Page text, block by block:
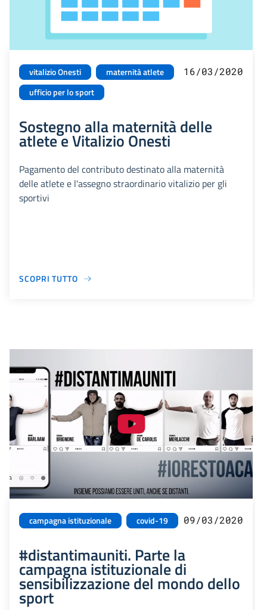
vitalizio Onesti
maternità atlete
ufficio per lo sport
16/03/2020
Sostegno alla maternità delle
atlete e Vitalizio Onesti
Pagamento del contributo destinato alla maternità
delle atlete e l'assegno straordinario vitalizio per gli
sportivi
SCOPRI TUTTO
campagna istituzionale covid-19 09/03/2020
#distantimauniti. Parte la
campagna istituzionale di
sensibilizzazione del mondo dello
sport